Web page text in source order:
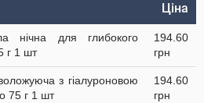
Ціна
нічна для глибокого
г 1 шт
194.60
грн
з гіалуроновою
75 г 1 шт
194.60
грн